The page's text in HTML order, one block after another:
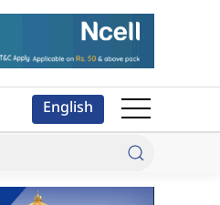
English